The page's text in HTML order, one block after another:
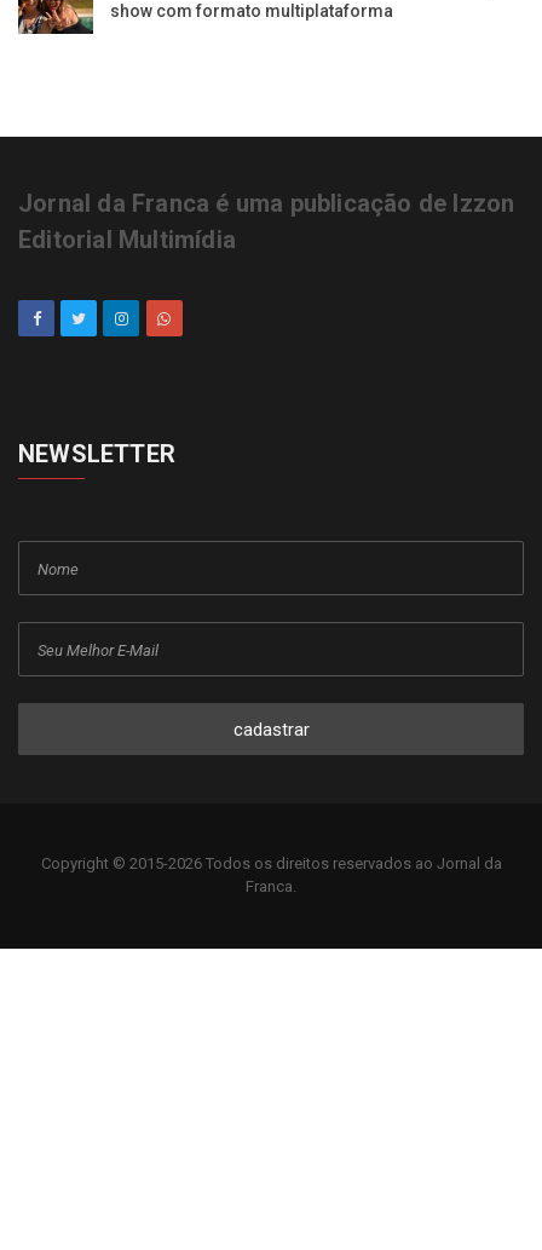
show com formato multiplataforma
Jornal da Franca é uma publicação de Izzon
Editorial Multimídia
NEWSLETTER
cadastrar
Copyright © 2015-2026 Todos os direitos reservados ao Jornal da
Franca.